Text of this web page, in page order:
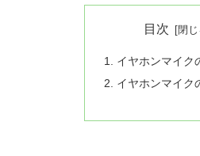
目次
イヤホンマイク
イヤホンマイク